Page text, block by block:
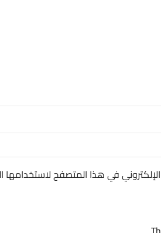
في هذا المتصفح لاستخدامها